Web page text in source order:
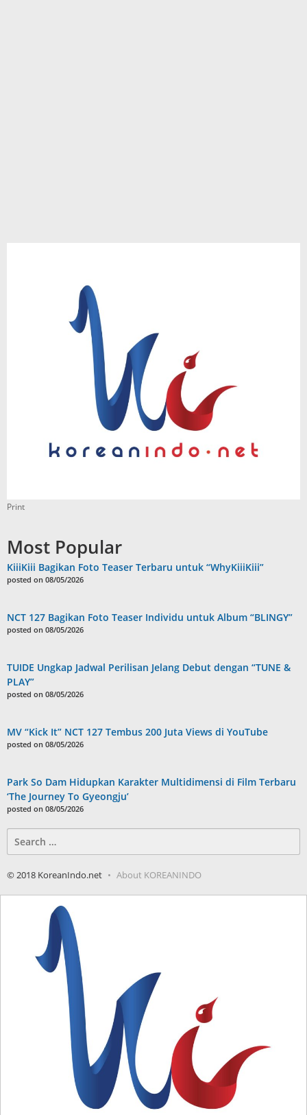
Print
Most Popular
KiiiKiii Bagikan Foto Teaser Terbaru untuk “WhyKiiiKiii”
posted on 08/05/2026
NCT 127 Bagikan Foto Teaser Individu untuk Album “BLINGY”
posted on 08/05/2026
TUIDE Ungkap Jadwal Perilisan Jelang Debut dengan “TUNE &
PLAY”
posted on 08/05/2026
MV “Kick It” NCT 127 Tembus 200 Juta Views di YouTube
posted on 08/05/2026
Park So Dam Hidupkan Karakter Multidimensi di Film Terbaru
‘The Journey To Gyeongju’
posted on 08/05/2026
for:
© 2018 KoreanIndo.net About KOREANINDO